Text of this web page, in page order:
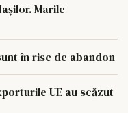
Marile
în risc de abandon
UE au scăzut